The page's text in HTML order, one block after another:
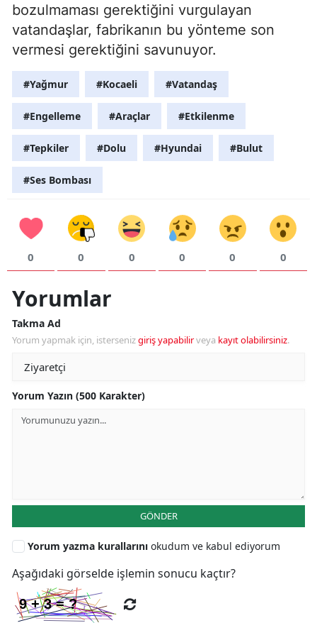
bozulmaması gerektiğini vurgulayan
vatandaşlar, fabrikanın bu yönteme son
vermesi gerektiğini savunuyor.
#Yağmur #Kocaeli #Vatandaş
#Engelleme #Araçlar #Etkilenme
#Tepkiler #Dolu #Hyundai #Bulut
#Ses Bombası
0 0 0 0 0 0
Yorumlar
Takma Ad
Yorum yapmak için, istersenizgiriş yapabilirveya kayıt olabilirsiniz.
Yorum Yazın (500 Karakter)
GÖNDER
Yorum yazma kurallarını okudum ve kabul ediyorum
Aşağıdaki görselde işlemin sonucu kaçtır?